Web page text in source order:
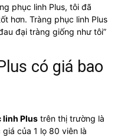
phục linh Plus, tôi đã
hơn. Tràng phục linh Plus
đại tràng giống như tôi”
có giá bao
linh Plus trên thị trường là
của 1 lọ 80 viên là